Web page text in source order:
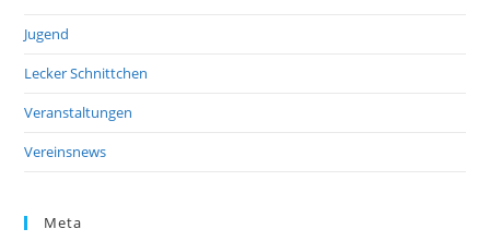
Jugend
Lecker Schnittchen
Veranstaltungen
Vereinsnews
Meta